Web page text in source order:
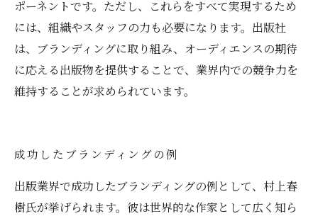
ポーネントです。ただし、これらをすべて実現するため
には、組織やスタッフの力も必要になります。出版社
は、ブランディングに取り組み、オーディエンスの期待
に応える出版物を提供することで、業界内での競争力を
維持することが求められています。
成功したブランディングの例
出版業界で成功したブランディングの例として、村上春
樹氏が挙げられます。彼は世界的な作家として広く知ら